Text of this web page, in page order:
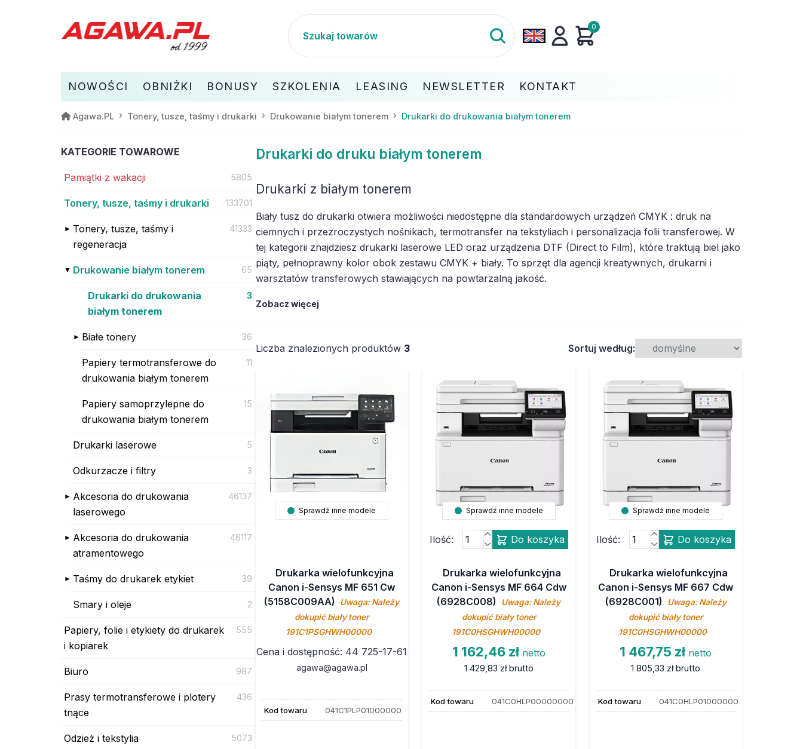
0
NOWOŚCI OBNIŻKI BONUSY SZKOLENIA LEASING NEWSLETTER KONTAKT
Agawa.PL Tonery, tusze, taśmy i drukarki Drukowanie białym tonerem Drukarki do drukowania białym tonerem
KATEGORIE TOWAROWE
Pamiątki z wakacji 5805
Tonery, tusze, taśmy i drukarki 133701
Tonery, tusze, taśmy i
regeneracja
41333
Drukowanie białym tonerem 65
Drukarki do drukowania
białym tonerem
3
Białe tonery 36
Papiery termotransferowe do
drukowania białym tonerem
11
Papiery samoprzylepne do
drukowania białym tonerem
15
Drukarki laserowe 5
Odkurzacze i filtry 3
Akcesoria do drukowania
laserowego
46137
Akcesoria do drukowania
atramentowego
46117
Taśmy do drukarek etykiet 39
Smary i oleje 2
Papiery, folie i etykiety do drukarek
i kopiarek
555
Biuro 987
Prasy termotransferowe i plotery
tnące
436
Odzież i tekstylia 5073
Drukarki do druku białym tonerem
Drukarki z białym tonerem
Biały tusz do drukarki otwiera możliwości niedostępne dla standardowych urządzeń CMYK : druk na
ciemnych i przezroczystych nośnikach, termotransfer na tekstyliach i personalizacja folii transferowej. W
tej kategorii znajdziesz drukarki laserowe LED oraz urządzenia DTF (Direct to Film), które traktują biel jako
piąty, pełnoprawny kolor obok zestawu CMYK + biały. To sprzęt dla agencji kreatywnych, drukarni i
warsztatów transferowych stawiających na powtarzalną jakość.
Zobacz więcej
Liczba znalezionych produktów 3 Sortuj według:
Sprawdź inne modele
Drukarka wielofunkcyjna
Canon i-Sensys MF 651 Cw
(5158C009AA)
Uwaga: Należy
dokupić biały toner
191C1PSGHWH00000
Cena i dostępność: 44 725-17-61
agawa@agawa.pl
Kod towaru 041C1PLP01000000
Sprawdź inne modele
Ilość: Do koszyka
Drukarka wielofunkcyjna
Canon i-Sensys MF 664 Cdw
(6928C008)
Uwaga: Należy
dokupić biały toner
191C0HSGHWH00000
1 162,46 zł netto
1 429,83 zł brutto
Kod towaru 041C0HLP00000000
Sprawdź inne modele
Ilość: Do koszyka
Drukarka wielofunkcyjna
Canon i-Sensys MF 667 Cdw
(6928C001)
Uwaga: Należy
dokupić biały toner
191C0HSGHWH00000
1 467,75 zł netto
1 805,33 zł brutto
Kod towaru 041C0HLP01000000